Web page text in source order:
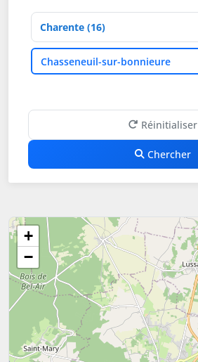
Département
VilleChasseneuil-sur-bonnieure
Réinitialiser
Chercher
+
−